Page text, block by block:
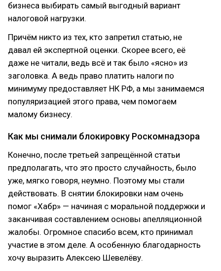
бизнеса выбирать самый выгодный вариант
налоговой нагрузки.
Причём никто из тех, кто запретил статью, не
давал ей экспертной оценки. Скорее всего, её
даже не читали, ведь всё и так было «ясно» из
заголовка. А ведь право платить налоги по
минимуму предоставляет НК РФ, а мы занимаемся
популяризацией этого права, чем помогаем
малому бизнесу.
Как мы снимали блокировку Роскомнадзора
Конечно, после третьей запрещённой статьи
предполагать, что это просто случайность, было
уже, мягко говоря, неумно. Поэтому мы стали
действовать. В снятии блокировки нам очень
помог «Хабр» — начиная с моральной поддержки и
заканчивая составлением основы апелляционной
жалобы. Огромное спасибо всем, кто принимал
участие в этом деле. А особенную благодарность
хочу выразить Алексею Шевелёву.